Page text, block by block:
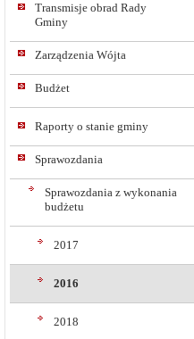
Transmisje obrad Rady
Gminy
Zarządzenia Wójta
Budżet
Raporty o stanie gminy
Sprawozdania
Sprawozdania z wykonania
budżetu
2017
2016
2018